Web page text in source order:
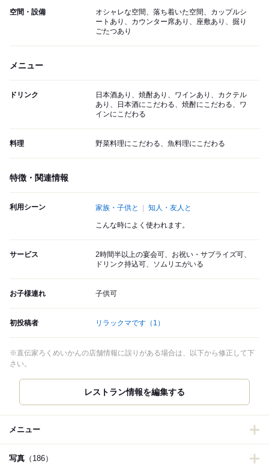
空間・設備
オシャレな空間、落ち着いた空間、カップルシ
ートあり、カウンター席あり、座敷あり、掘り
ごたつあり
メニュー
ドリンク
日本酒あり、焼酎あり、ワインあり、カクテル
あり、日本酒にこだわる、焼酎にこだわる、ワ
インにこだわる
料理 野菜料理にこだわる、魚料理にこだわる
特徴・関連情報
利用シーン 家族・子供と 知人・友人と
こんな時によく使われます。
サービス
2時間半以上の宴会可、お祝い・サプライズ可、
ドリンク持込可、ソムリエがいる
お子様連れ 子供可
初投稿者 リラックマです （1）
※直伝家ろくめいかんの店舗情報に誤りがある場合は、以下から修正して下
さい。
レストラン情報を編集する
メニュー
写真 （186）